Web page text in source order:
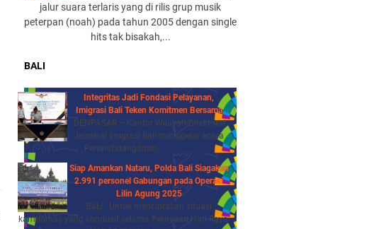
jalur suara terlaris yang di rilis grup musik
peterpan (noah) pada tahun 2005 dengan single
hits tak bisakah,...
BALI
Integritas Jadi Fondasi Pelayanan,
Imigrasi Bali Teken Komitmen Bersama
DENPASAR – Kantor Wilayah Direktorat
Jenderal Imigrasi Bali menggelar acara
Penandatanganan...
Siap Amankan Nataru, Polda Bali Siagakan
2.991 personel Gabungan pada Operasi
Lilin Agung 2025
BALI - Untuk menciptakan situasi
kamtibmas yang kondusif selama Perayaan Hari Raya